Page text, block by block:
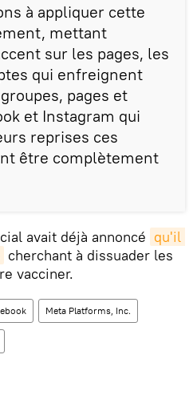
à appliquer cette
mettant
sur les pages, les
qui enfreignent
pages et
et Instagram qui
reprises ces
être complètement
avait déjà annoncé qu'il
cherchant à dissuader les
vacciner.
Meta Platforms, Inc.